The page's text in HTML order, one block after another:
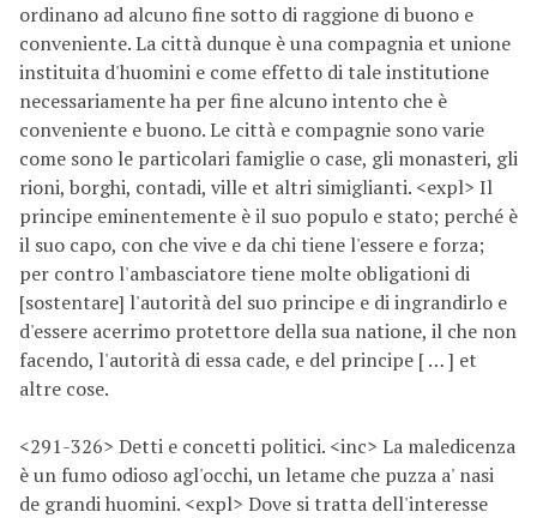
ordinano ad alcuno fine sotto di raggione di buono e
conveniente. La città dunque è una compagnia et unione
instituita d'huomini e come effetto di tale institutione
necessariamente ha per fine alcuno intento che è
conveniente e buono. Le città e compagnie sono varie
come sono le particolari famiglie o case, gli monasteri, gli
rioni, borghi, contadi, ville et altri simiglianti. <expl> Il
principe eminentemente è il suo populo e stato; perché è
il suo capo, con che vive e da chi tiene l'essere e forza;
per contro l'ambasciatore tiene molte obligationi di
[sostentare] l'autorità del suo principe e di ingrandirlo e
d'essere acerrimo protettore della sua natione, il che non
facendo, l'autorità di essa cade, e del principe [ … ] et
altre cose.
<291-326> Detti e concetti politici. <inc> La maledicenza
è un fumo odioso agl'occhi, un letame che puzza a' nasi
de grandi huomini. <expl> Dove si tratta dell'interesse